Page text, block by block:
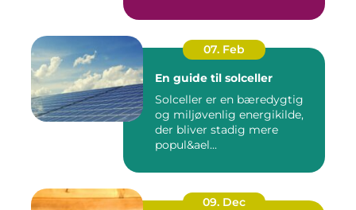
07. Feb
En guide til solceller
Solceller er en bæredygtig
og miljøvenlig energikilde,
der bliver stadig mere
popul&ael...
09. Dec